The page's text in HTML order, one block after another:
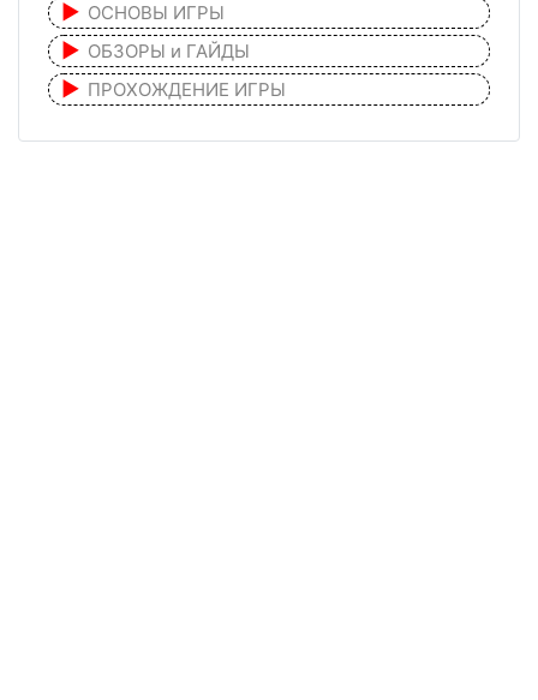
ОСНОВЫ ИГРЫ
ОБЗОРЫ и ГАЙДЫ
ПРОХОЖДЕНИЕ ИГРЫ